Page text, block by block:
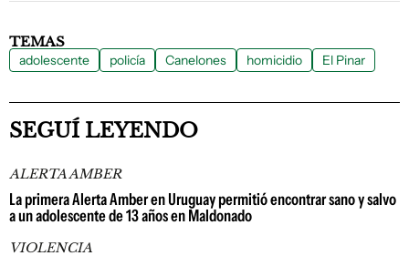
TEMAS
adolescente policía Canelones homicidio El Pinar
SEGUÍ LEYENDO
ALERTA AMBER
La primera Alerta Amber en Uruguay permitió encontrar sano y salvo
a un adolescente de 13 años en Maldonado
VIOLENCIA